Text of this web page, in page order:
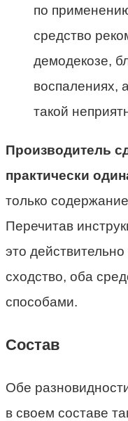
по
средство
демодекозе,
воспалениях,
такой
Производитель
практически
только
Перечитав
это
сходство, оба
способами.
Состав
Обе
в своем составе